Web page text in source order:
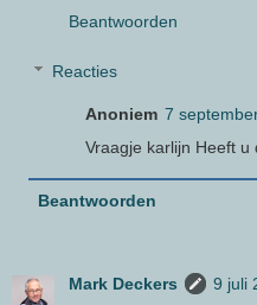
Beantwoorden
Reacties
Anoniem 7
Vraagje karlijn Heeft
Beantwoorden
Mark Deckers
9 juli